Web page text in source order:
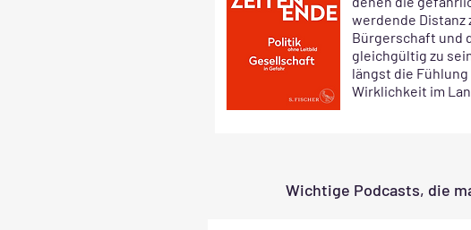
werdende Distanz
Bürgerschaft und
gleichgültig zu
längst die
Wirklichkeit im
Wichtige Podcasts, die